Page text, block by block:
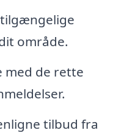
område.
med de rette
tilbud fra